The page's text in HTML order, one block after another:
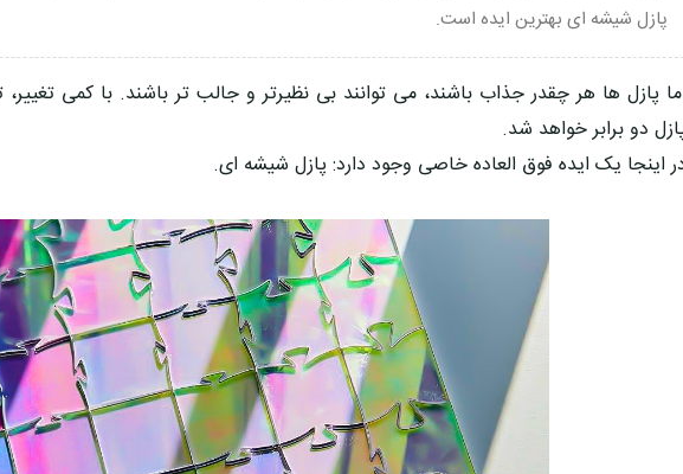
پازل شیشه ای بهترین ایده است.
پازل ها هر چقدر جذاب باشند، می توانند بی نظیرتر و جالب تر باشند. با کمی تغییر،
دو برابر خواهد شد.
اینجا یک ایده فوق العاده خاصی وجود دارد: پازل شیشه ای.